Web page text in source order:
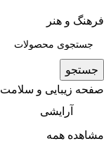
فرهنگ و هنر
جستجو
صفحه زیبایی و سلامت
آرایشی
مشاهده همه